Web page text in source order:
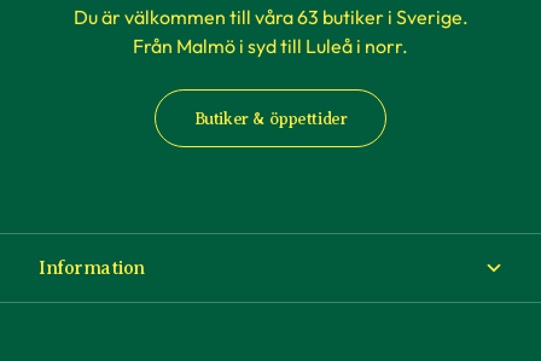
Du är välkommen till våra 63 butiker i Sverige.
Från Malmö i syd till Luleå i norr.
Butiker & öppettider
Information